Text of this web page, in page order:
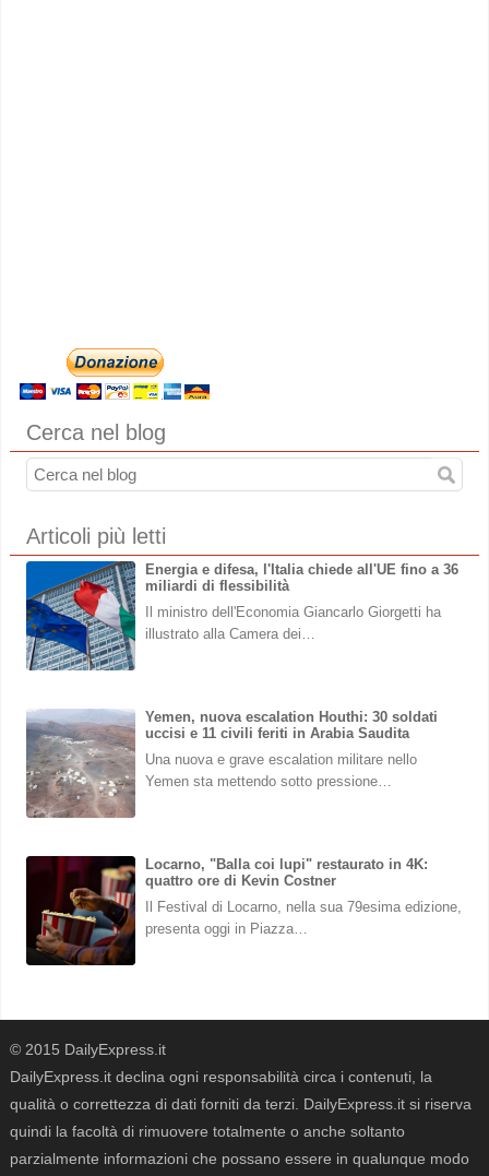
Cerca nel blog
Articoli più letti
Energia e difesa, l'Italia chiede all'UE fino a 36
miliardi di flessibilità
Il ministro dell'Economia Giancarlo Giorgetti ha
illustrato alla Camera dei…
Yemen, nuova escalation Houthi: 30 soldati
uccisi e 11 civili feriti in Arabia Saudita
Una nuova e grave escalation militare nello
Yemen sta mettendo sotto pressione…
Locarno, "Balla coi lupi" restaurato in 4K:
quattro ore di Kevin Costner
Il Festival di Locarno, nella sua 79esima edizione,
presenta oggi in Piazza…
© 2015 DailyExpress.it
DailyExpress.it declina ogni responsabilità circa i contenuti, la
qualità o correttezza di dati forniti da terzi. DailyExpress.it si riserva
quindi la facoltà di rimuovere totalmente o anche soltanto
parzialmente informazioni che possano essere in qualunque modo